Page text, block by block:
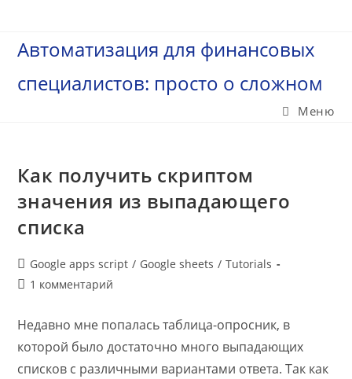
содержимому
Автоматизация для финансовых
специалистов: просто о сложном
Меню
Как получить скриптом
значения из выпадающего
списка
Рубрика
записи:
Google apps script / Google sheets / Tutorials
Комментарии
записи:
1 комментарий
Недавно мне попалась таблица-опросник, в
которой было достаточно много выпадающих
списков с различными вариантами ответа. Так как